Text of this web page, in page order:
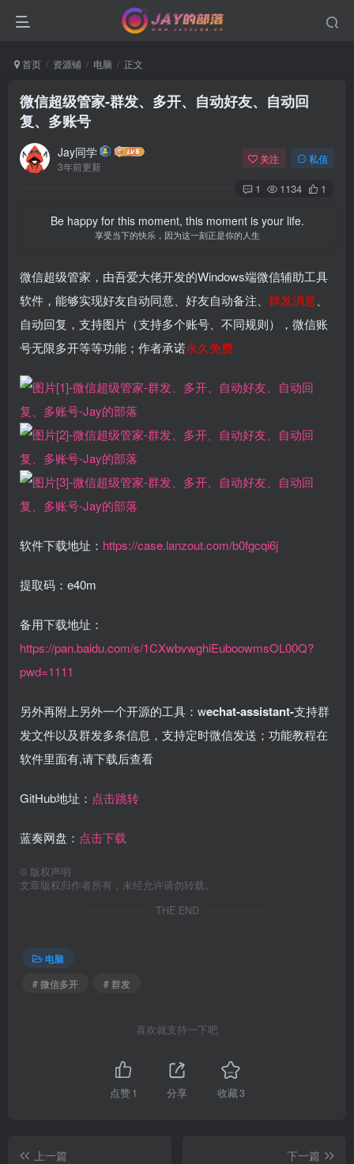
首页 资源铺 电脑 正文
微信超级管家-群发、多开、自动好友、自动回
复、多账号
Jay同学
3年前更新
关注 私信
1 1134 1
Be happy for this moment, this moment is your life.
享受当下的快乐，因为这一刻正是你的人生
微信超级管家，由吾爱大佬开发的Windows端微信辅助工具
软件，能够实现好友自动同意、好友自动备注、 群发消息
自动回复，支持图片（支持多个账号、不同规则），微信账
号无限多开等等功能；作者承诺永久免费
软件下载地址： https://case.lanzout.com/b0fgcqi6j
提取码：e40m
备用下载地址：
https://pan.baidu.com/s/1CXwbvwghiEuboowmsOL00Q?
pwd=1111
另外再附上另外一个开源的工具：wechat-assistant-支持群
发文件以及群发多条信息，支持定时微信发送；功能教程在
软件里面有,请下载后查看
GitHub地址： 点击跳转
蓝奏网盘： 点击下载
© 版权声明
文章版权归作者所有，未经允许请勿转载。
THE END
电脑
# 微信多开
# 群发
喜欢就支持一下吧
点赞1 分享 收藏3
上一篇
下一篇